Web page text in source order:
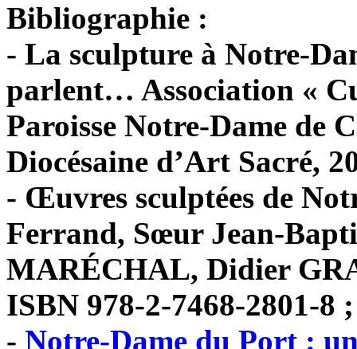
Bibliographie :
- La sculpture à Notre-
parlent… Association «
Paroisse Notre-Dame de
Diocésaine d’Art Sacré,
- Œuvres sculptées de
Ferrand, Sœur Jean-
MARÉCHAL, Didier
ISBN 978-2-7468-2801-8 ;
- Notre-Dame du Port :